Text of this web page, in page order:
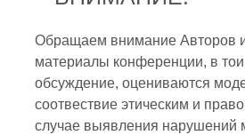
Обращаем внимание Авторов
материалы конференции, в
обсуждение, оцениваются
соотвествие этическим и
случае выявления нарушений